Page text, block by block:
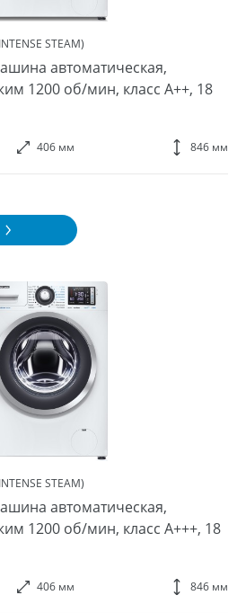
STEAM)
автоматическая,
1200 об/мин, класс A++, 18
406 мм 846 мм
STEAM)
автоматическая,
1200 об/мин, класс A+++, 18
406 мм 846 мм